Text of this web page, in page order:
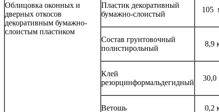
Облицовка оконных и
дверных откосов
декоративным бумажно-
слоистым пластиком
Пластик декоративный
бумажно-слоистый
105
Состав грунтовочный
полистирольный
8,9
Клей
резорцинформальдегидный
30,0
Ветошь 0,2